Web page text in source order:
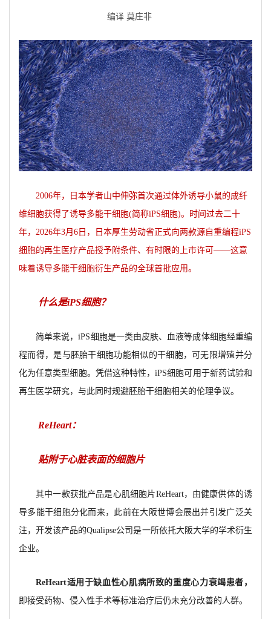
编译 莫庄非
2006年，日本学者山中伸弥首次通过体外诱导小鼠的成纤
维细胞获得了诱导多能干细胞(简称iPS细胞)。时间过去二十
年，2026年3月6日，日本厚生劳动省正式向两款源自重编程iPS
细胞的再生医疗产品授予附条件、有时限的上市许可——这意
味着诱导多能干细胞衍生产品的全球首批应用。
什么是iPS细胞？
简单来说，iPS细胞是一类由皮肤、血液等成体细胞经重编
程而得，是与胚胎干细胞功能相似的干细胞，可无限增殖并分
化为任意类型细胞。凭借这种特性，iPS细胞可用于新药试验和
再生医学研究，与此同时规避胚胎干细胞相关的伦理争议。
ReHeart：
贴附于心脏表面的细胞片
其中一款获批产品是心肌细胞片ReHeart，由健康供体的诱
导多能干细胞分化而来，此前在大阪世博会展出并引发广泛关
注，开发该产品的Qualipse公司是一所依托大阪大学的学术衍生
企业。
ReHeart适用于缺血性心肌病所致的重度心力衰竭患者，
即接受药物、侵入性手术等标准治疗后仍未充分改善的人群。